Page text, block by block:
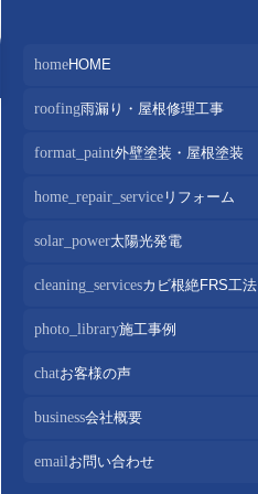
homeHOME
roofing雨漏り・屋根修理工事
屋根修理・屋根工事
部分屋根工事
棟板金包み直し工事
棟板金工事
format_paint外壁塗装・屋根塗装
外壁塗装
home_repair_service リフォーム
キッチンリフォーム
家電・設備リフォーム
外構リフォーム
solar_power太陽光発電
太陽光パネル設置
cleaning_servicesカビ根絶FRS工法
photo_library施工事例
chatお客様の声
business会社概要
会社案内
emailお問い合わせ